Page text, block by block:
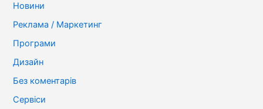
Новини
Реклама / Маркетинг
Програми
Дизайн
Без коментарів
Сервіси